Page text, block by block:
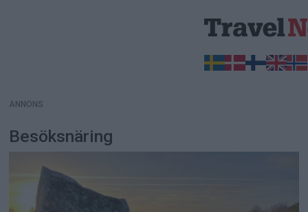
ANNONS
Besöksnäring